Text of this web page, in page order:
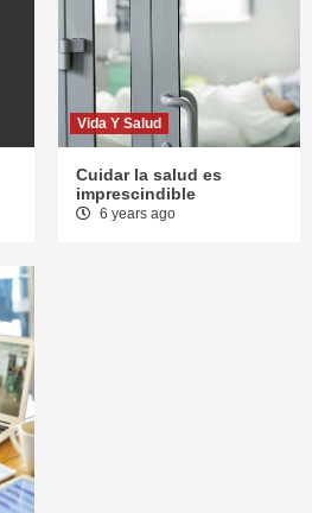
Vida Y Salud
Cuidar la salud es
imprescindible
6 years ago